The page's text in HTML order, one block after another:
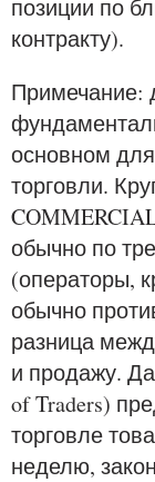
позиции по
контракту).
Примечание:
основном
торговли.
обычно по
(операторы,
обычно
разница
и продажу.
of Traders)
торговле
неделю,